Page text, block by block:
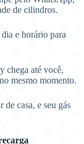
de cilindros.
e horário para
chega até você,
mesmo momento.
casa, e seu gás